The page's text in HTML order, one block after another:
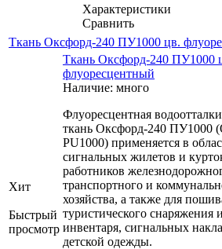
Характеристики
Сравнить
Ткань Оксфорд-240 ПУ1000 цв.
Хит
Быстрый
просмотр
Ткань Оксфорд-240 ПУ1000
флуоресцентный
Наличие: много
Флуоресцентная
ткань Оксфорд-240 ПУ1000
PU1000) применяется в
сигнальных жилетов и
работников
транспортного и
хозяйства, а также для
туристического снаряжения и
инвентаря, сигнальных
детской одежды.